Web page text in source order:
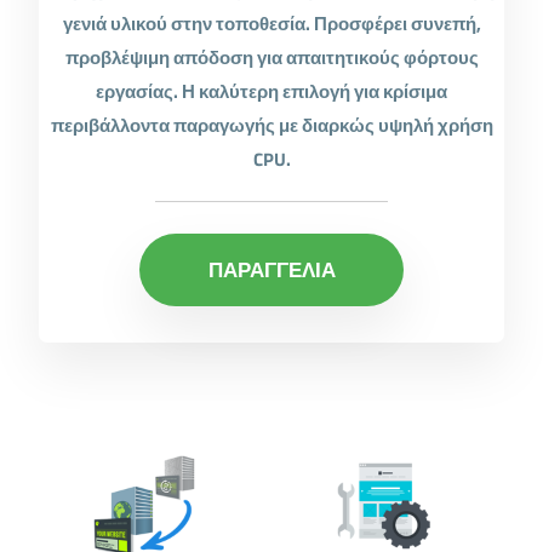
γενιά υλικού στην τοποθεσία. Προσφέρει συνεπή,
προβλέψιμη απόδοση για απαιτητικούς φόρτους
εργασίας. Η καλύτερη επιλογή για κρίσιμα
περιβάλλοντα παραγωγής με διαρκώς υψηλή χρήση
CPU.
ΠΑΡΑΓΓΕΛΙΑ